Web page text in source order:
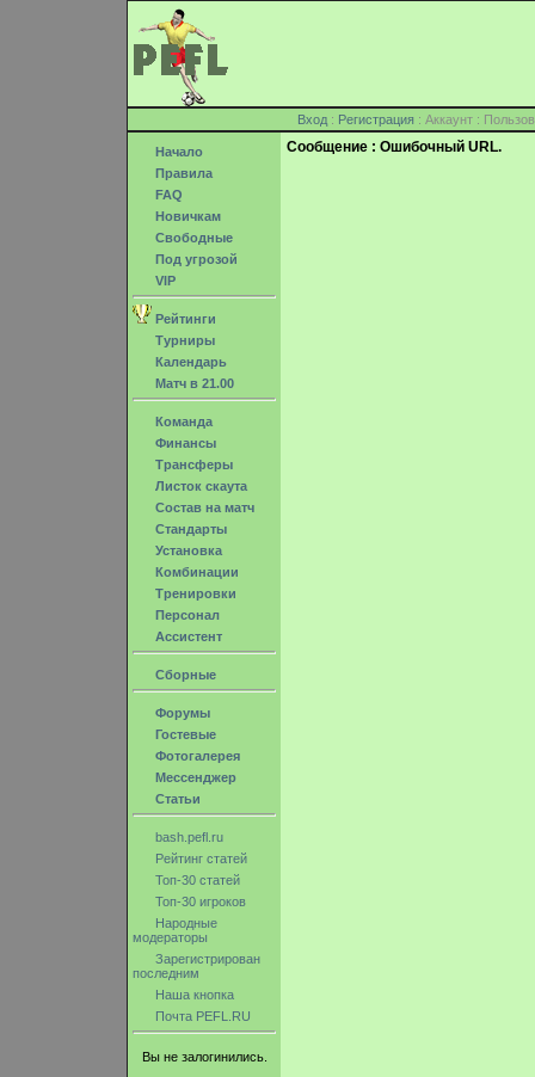
Вход: Регистрация : Аккаунт :
Начало
Правила
FAQ
Новичкам
Свободные
Под угрозой
VIP
Рейтинги
Турниры
Календарь
Матч в 21.00
Команда
Финансы
Трансферы
Листок скаута
Состав на матч
Стандарты
Установка
Комбинации
Тренировки
Персонал
Ассистент
Сборные
Форумы
Гостевые
Фотогалерея
Мессенджер
Статьи
bash.pefl.ru
Рейтинг статей
Топ-30 статей
Топ-30 игроков
Народные
модераторы
Зарегистрирован
последним
Наша кнопка
Почта PEFL.RU
Вы не залогинились.
Сообщение : Ошибочный URL.